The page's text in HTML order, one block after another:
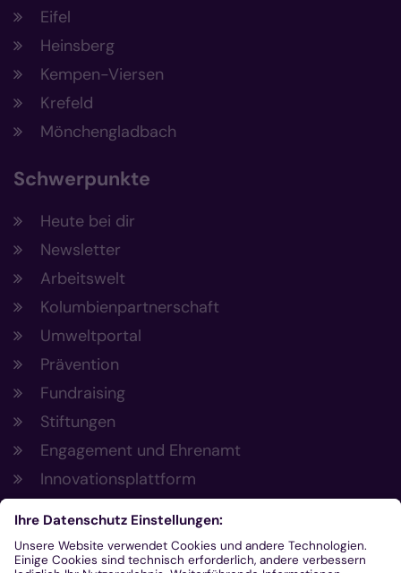
Eifel
Heinsberg
Kempen-Viersen
Krefeld
Mönchengladbach
Schwerpunkte
Heute bei dir
Newsletter
Arbeitswelt
Kolumbienpartnerschaft
Umweltportal
Prävention
Fundraising
Stiftungen
Engagement und Ehrenamt
Innovationsplattform
Aus der Plattform
Nachrichten